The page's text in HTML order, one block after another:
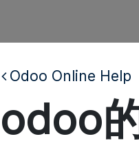
Odoo Online Help
odoo